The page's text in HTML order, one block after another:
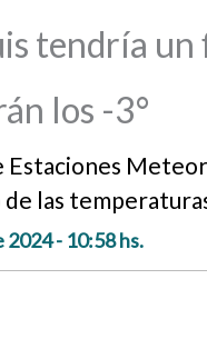
tendría un
los -3°
Estaciones
de las
2024 - 10:58 hs.